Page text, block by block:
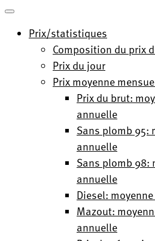
Prix/statistiques
Composition du prix
Prix du jour
Prix moyenne
Prix du brut:
annuelle
Sans plomb 95:
annuelle
Sans plomb 98:
annuelle
Diesel:
Mazout:
annuelle